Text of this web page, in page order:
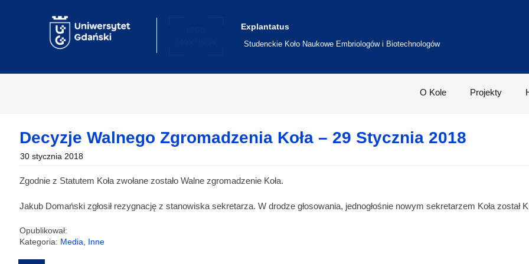
Explantatus
Studenckie Koło Naukowe Embriologów i Biotechnologów
O Kole Projekty
Decyzje Walnego Zgromadzenia Koła – 29 Stycznia 2018
30 stycznia 2018
Zgodnie z Statutem Koła zwołane zostało Walne zgromadzenie Koła.
Jakub Domański zgłosił rezygnację z stanowiska sekretarza. W drodze głosowania, jednogłośnie nowym sekretarzem Koła został
Opublikował:
Kategoria: Media, Inne